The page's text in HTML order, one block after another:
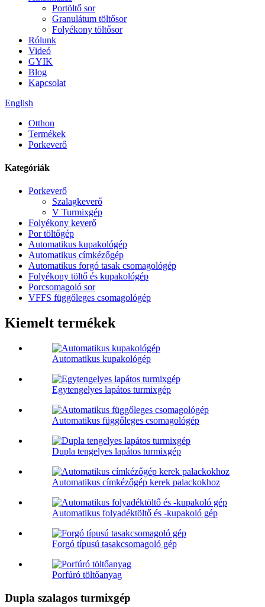
Portöltő sor
Granulátum töltősor
Folyékony töltősor
Rólunk
Videó
GYIK
Blog
Kapcsolat
English
Otthon
Termékek
Porkeverő
Kategóriák
Porkeverő
Szalagkeverő
V Turmixgép
Folyékony keverő
Por töltőgép
Automatikus kupakológép
Automatikus címkézőgép
Automatikus forgó tasak csomagológép
Folyékony töltő és kupakológép
Porcsomagoló sor
VFFS függőleges csomagológép
Kiemelt termékek
Automatikus kupakológép
Egytengelyes lapátos turmixgép
Automatikus függőleges csomagológép
Dupla tengelyes lapátos turmixgép
Automatikus címkézőgép kerek palackokhoz
Automatikus folyadéktöltő és -kupakoló gép
Forgó típusú tasakcsomagoló gép
Porfúró töltőanyag
Dupla szalagos turmixgép